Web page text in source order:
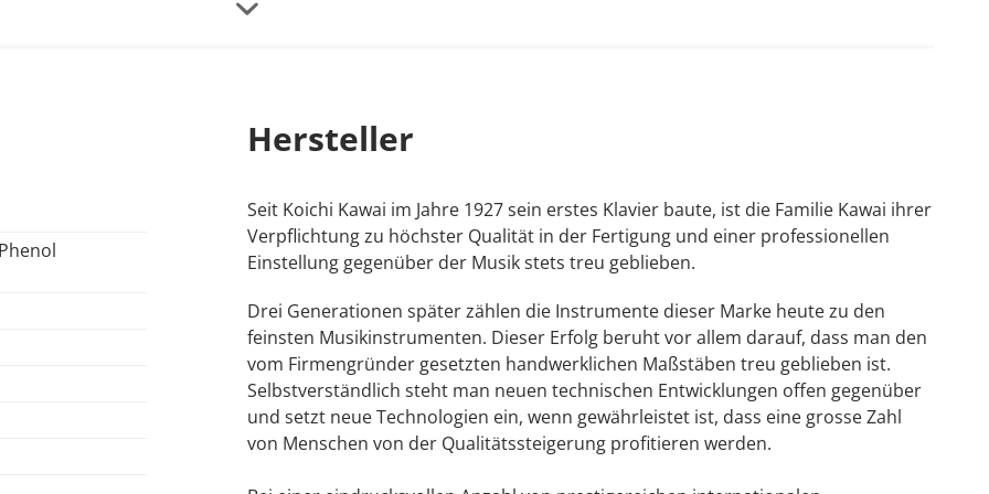
zweifachen Dämpfungsmechanismus schützt die Hände und die Oberfläche des Flügels vor
Zuschlagen der Tastenklappe verursacht werden könnten.
Hersteller
Seit Koichi Kawai im Jahre 1927 sein erstes Klavier baute, ist die Familie Kawai ihrer
Verpflichtung zu höchster Qualität in der Fertigung und einer professionellen
Einstellung gegenüber der Musik stets treu geblieben.
Drei Generationen später zählen die Instrumente dieser Marke heute zu den
feinsten Musikinstrumenten. Dieser Erfolg beruht vor allem darauf, dass man den
vom Firmengründer gesetzten handwerklichen Maßstäben treu geblieben ist.
Selbstverständlich steht man neuen technischen Entwicklungen offen gegenüber
und setzt neue Technologien ein, wenn gewährleistet ist, dass eine grosse Zahl
von Menschen von der Qualitätssteigerung profitieren werden.